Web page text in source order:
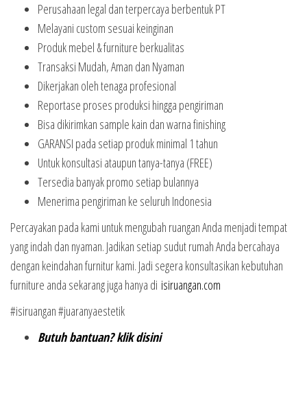
Perusahaan legal dan terpercaya berbentuk PT
Melayani custom sesuai keinginan
Produk mebel & furniture berkualitas
Transaksi Mudah, Aman dan Nyaman
Dikerjakan oleh tenaga profesional
Reportase proses produksi hingga pengiriman
Bisa dikirimkan sample kain dan warna finishing
GARANSI pada setiap produk minimal 1 tahun
Untuk konsultasi ataupun tanya-tanya (FREE)
Tersedia banyak promo setiap bulannya
Menerima pengiriman ke seluruh Indonesia
Percayakan pada kami untuk mengubah ruangan Anda menjadi tempat
yang indah dan nyaman. Jadikan setiap sudut rumah Anda bercahaya
dengan keindahan furnitur kami. Jadi segera konsultasikan kebutuhan
furniture anda sekarang juga hanya di isiruangan.com
#isiruangan #juaranyaestetik
Butuh bantuan? klik disini